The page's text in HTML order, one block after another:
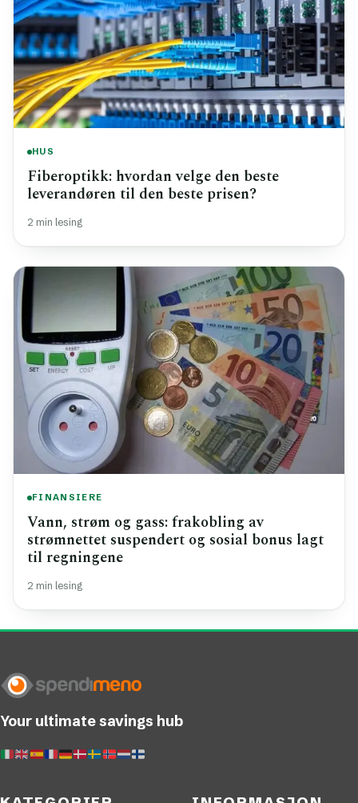
HUS
Fiberoptikk: hvordan velge den beste
leverandøren til den beste prisen?
2 min lesing
FINANSIERE
Vann, strøm og gass: frakobling av
strømnettet suspendert og sosial bonus lagt
til regningene
2 min lesing
Your ultimate savings hub